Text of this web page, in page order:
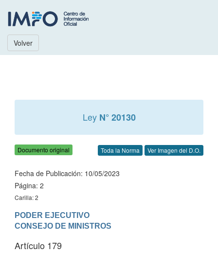
Volver
Ley N° 20130
Documento original Toda la Norma Ver Imagen del D.O.
Fecha de Publicación: 10/05/2023
Página: 2
Carilla: 2
PODER EJECUTIVO
Artículo 179